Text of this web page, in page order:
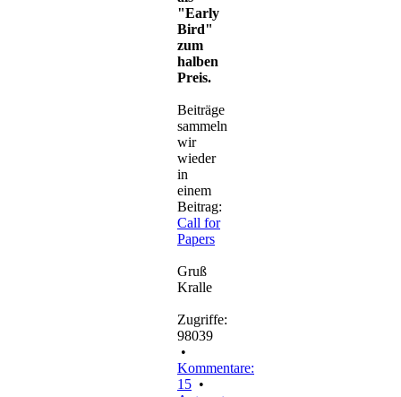
"Early
Bird"
zum
halben
Preis.
Beiträge
sammeln
wir
wieder
in
einem
Beitrag:
Call for
Papers
Gruß
Kralle
Zugriffe:
98039
•
Kommentare:
15 •